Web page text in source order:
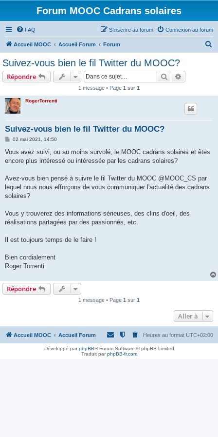
Forum MOOC Cadrans solaires
FAQ Connexion au forum
S’inscrire au forum
Accueil MOOC Accueil Forum Forum
Suivez-vous bien le fil Twitter du MOOC?
Répondre Rechercher
1 message • Page 1 sur 1
RogerTorrenti
Suivez-vous bien le fil Twitter du MOOC?
M
s
a
02 mai 2021, 14:50
Vous avez suivi, ou au moins survolé, le MOOC cadrans solaires et êtes
encore plus intéressé ou intéressée par les cadrans solaires?
Avez-vous bien pensé à suivre le fil Twitter du MOOC @MOOC_CS par
lequel nous nous efforçons de vous communiquer l'actualité des cadrans
solaires?
Vous y trouverez des informations sérieuses, des clins d'oeil, des
réalisations partagées par des passionnés, etc.
Il est toujours temps de le faire !
Bien cordialement
Roger Torrenti
Répondre
1 message • Page 1 sur 1
Aller à
Accueil MOOC Accueil Forum Heures au format UTC+02:00
Développé parphpBB® Forum Software © phpBB Limited
Traduit parphpBB-fr.com